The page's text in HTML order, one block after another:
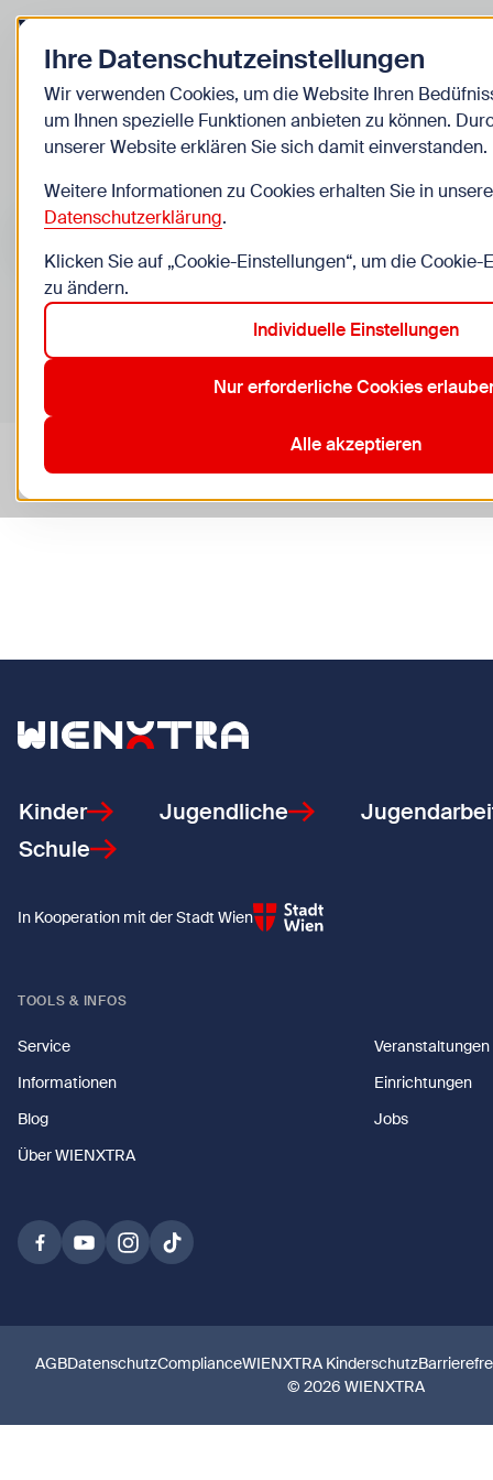
Zurück zur Startseite
Kinder
Veranstaltungen
Suche im Bereich “Kinder”
Suchen
Veranstaltungen in Wien im Bereich “Kinder”
14. Penzing 23. Liesing 3. Landstraße
Zurücksetzen
Zurück zur Startseite
Kinder Jugendliche
Schule
In Kooperation mit der Stadt Wien
TOOLS & INFOS
Service
Veranstaltungen
Informationen
Einrichtungen
Blog
Jobs
Über WIENXTRA
© 2026 WIENXTRA
AGBDatenschutzComplianceWIENXTRA Kinderschutz
Ihre Datenschutzeinstellungen
Wir verwenden Cookies, um die Website Ihren
um Ihnen spezielle Funktionen anbieten zu können.
unserer Website erklären Sie sich damit einverstanden.
Weitere Informationen zu Cookies erhalten Sie in
Datenschutzerklärung.
Klicken Sie auf „Cookie-Einstellungen“, um die
zu ändern.
Individuelle Einstellungen
Nur erforderliche Cookies
Alle akzeptieren